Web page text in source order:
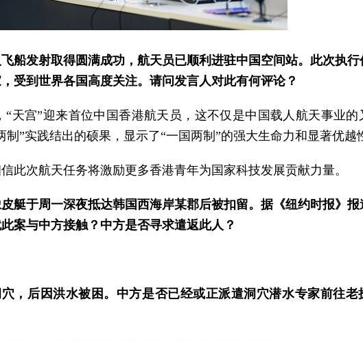
船发射取得圆满成功，航天员已顺利进驻中国空间站。此次执行
受到世界各国高度关注。请问发言人对此有何评论？
天宫”迎来首位中国香港航天员，这不仅是中国载人航天事业的
”实践结出的硕果，显示了“一国两制”的强大生命力和显著优越
此次航天任务将激励更多香港青年为国家科技发展贡献力量。
艇于周一深夜抵达韩国西海岸某郡后被扣留。据《纽约时报》报
案与中方接触？中方是否寻求遣返此人？
，后因洪水被困。中方是否已经或正派遣洞穴潜水专家前往老